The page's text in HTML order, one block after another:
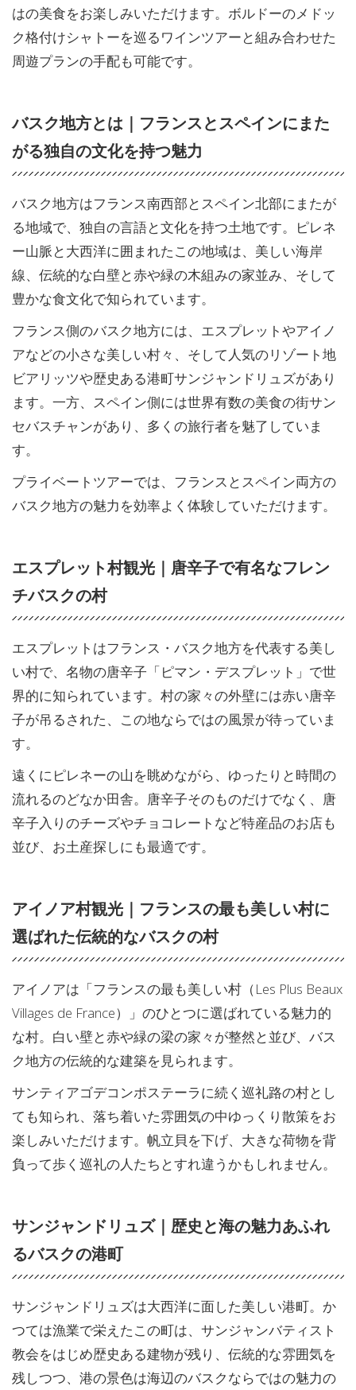
はの美食をお楽しみいただけます。ボルドーのメドッ
ク格付けシャトーを巡るワインツアーと組み合わせた
周遊プランの手配も可能です。
バスク地方とは｜フランスとスペインにまた
がる独自の文化を持つ魅力
バスク地方はフランス南西部とスペイン北部にまたが
る地域で、独自の言語と文化を持つ土地です。ピレネ
ー山脈と大西洋に囲まれたこの地域は、美しい海岸
線、伝統的な白壁と赤や緑の木組みの家並み、そして
豊かな食文化で知られています。
フランス側のバスク地方には、エスプレットやアイノ
アなどの小さな美しい村々、そして人気のリゾート地
ビアリッツや歴史ある港町サンジャンドリュズがあり
ます。一方、スペイン側には世界有数の美食の街サン
セバスチャンがあり、多くの旅行者を魅了していま
す。
プライベートツアーでは、フランスとスペイン両方の
バスク地方の魅力を効率よく体験していただけます。
エスプレット村観光｜唐辛子で有名なフレン
チバスクの村
エスプレットはフランス・バスク地方を代表する美し
い村で、名物の唐辛子「ピマン・デスプレット」で世
界的に知られています。村の家々の外壁には赤い唐辛
子が吊るされた、この地ならではの風景が待っていま
す。
遠くにピレネーの山を眺めながら、ゆったりと時間の
流れるのどなか田舎。唐辛子そのものだけでなく、唐
辛子入りのチーズやチョコレートなど特産品のお店も
並び、お土産探しにも最適です。
アイノア村観光｜フランスの最も美しい村に
選ばれた伝統的なバスクの村
アイノアは「フランスの最も美しい村（Les Plus Beaux
Villages de France）」のひとつに選ばれている魅力的
な村。白い壁と赤や緑の梁の家々が整然と並び、バス
ク地方の伝統的な建築を見られます。
サンティアゴデコンポステーラに続く巡礼路の村とし
ても知られ、落ち着いた雰囲気の中ゆっくり散策をお
楽しみいただけます。帆立貝を下げ、大きな荷物を背
負って歩く巡礼の人たちとすれ違うかもしれません。
サンジャンドリュズ｜歴史と海の魅力あふれ
るバスクの港町
サンジャンドリュズは大西洋に面した美しい港町。か
つては漁業で栄えたこの町は、サンジャンバティスト
教会をはじめ歴史ある建物が残り、伝統的な雰囲気を
残しつつ、港の景色は海辺のバスクならではの魅力の